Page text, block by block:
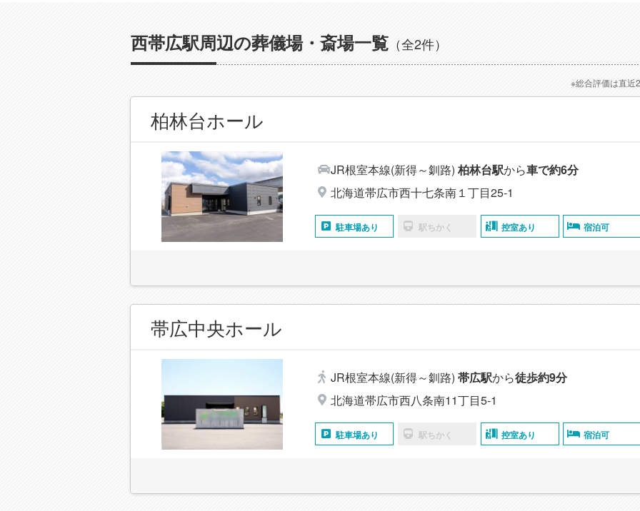
西帯広駅周辺の葬儀場・斎場一覧 （全2件）
※総合評価は直近
柏林台ホール
JR根室本線(新得～釧路) 柏林台駅から車で約6分
北海道帯広市西十七条南１丁目25-1
駐車場あり 駅ちかく 控室あり 宿泊可
帯広中央ホール
JR根室本線(新得～釧路) 帯広駅から徒歩約9分
北海道帯広市西八条南11丁目5-1
駐車場あり 駅ちかく 控室あり 宿泊可